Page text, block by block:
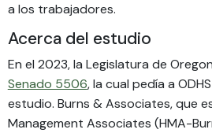
a los trabajadores.
Acerca del estudio
En el 2023, la Legislatura de
Senado 5506, la cual pedía a
estudio. Burns & Associates, que
Management Associates (HMA-